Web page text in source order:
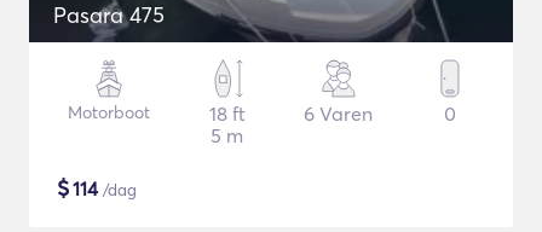
Pasara 475
Motorboot
18 ft
5 m
6 Varen 0
$114/dag